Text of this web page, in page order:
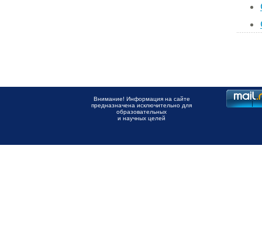
Внимание! Информация на сайте
предназначена исключительно для
образовательных
и научных целей